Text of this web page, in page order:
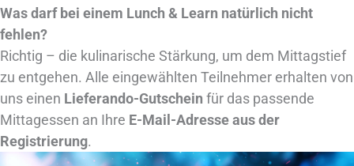
Was darf bei einem Lunch & Learn natürlich nicht
fehlen?
Richtig – die kulinarische Stärkung, um dem Mittagstief
zu entgehen. Alle eingewählten Teilnehmer erhalten von
uns einen Lieferando-Gutschein für das passende
Mittagessen an Ihre E-Mail-Adresse aus der
Registrierung.